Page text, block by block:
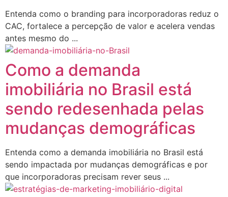
Entenda como o branding para incorporadoras reduz o
CAC, fortalece a percepção de valor e acelera vendas
antes mesmo do ...
Como a demanda
imobiliária no Brasil está
sendo redesenhada pelas
mudanças demográficas
Entenda como a demanda imobiliária no Brasil está
sendo impactada por mudanças demográficas e por
que incorporadoras precisam rever seus ...